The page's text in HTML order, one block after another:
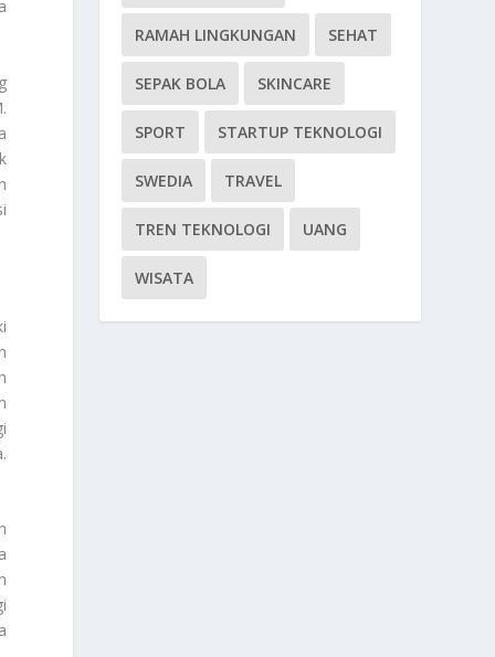
RAMAH LINGKUNGAN SEHAT
SEPAK BOLA SKINCARE
SPORT STARTUP TEKNOLOGI
SWEDIA TRAVEL
TREN TEKNOLOGI UANG
WISATA